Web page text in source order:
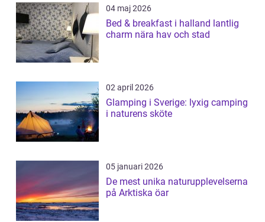
04 maj 2026
Bed & breakfast i halland lantlig
charm nära hav och stad
02 april 2026
Glamping i Sverige: lyxig camping
i naturens sköte
05 januari 2026
De mest unika naturupplevelserna
på Arktiska öar